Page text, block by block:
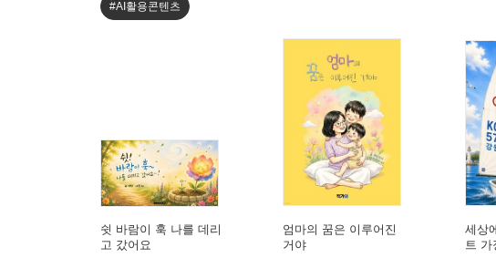
#AI활용콘텐츠
쉿 바람이 훅 나를 데리
고 갔어요
엄마의 꿈은 이루어진
거야
세상
트 가